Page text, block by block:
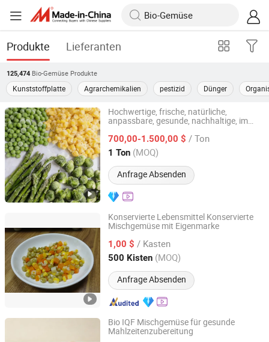
Produkte Lieferanten
125,474 Bio-Gemüse Produkte
Kunststoffplatte Agrarchemikalien pestizid Dünger
Hochwertige, frische, natürliche,
anpassbare, gesunde, nachhaltige, im
Mischgemüse
700,00-1.500,00 $ / Ton
1 Ton (MOQ)
Anfrage Absenden
Hanfang Kangcheng (Shandong) Health Technology Co.,
Ltd.
Shandong, China Seit 2026
Konservierte Lebensmittel Konservierte
Mischgemüse mit Eigenmarke
1,00 $ / Kasten
500 Kisten (MOQ)
Anfrage Absenden
Zhangzhou Greencan Food Co., Ltd.
Fujian, China Seit 2017
Bio IQF Mischgemüse für gesunde
Mahlzeitenzubereitung
Fujian Yong'an Gexin Food Co., Ltd.